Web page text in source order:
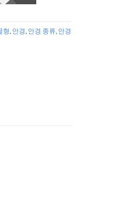
형 안경 안경 종류 안경